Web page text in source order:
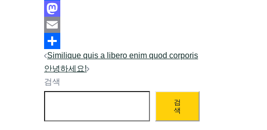
Facebook
Mastodon
Email
Share
Post
navigation
Similique quis a libero enim quod corporis
안녕하세요!
검색
검
색